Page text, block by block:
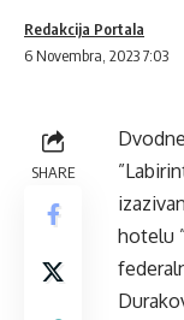
6 Novembra, 2023 7:03
Redakcija Portala
SHARE
hotelu